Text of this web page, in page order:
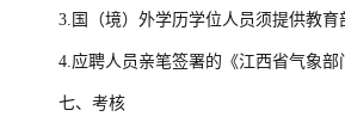
3.国（境）外学历学位人员须提供教
4.应聘人员亲笔签署的《江西省气象部
七、考核